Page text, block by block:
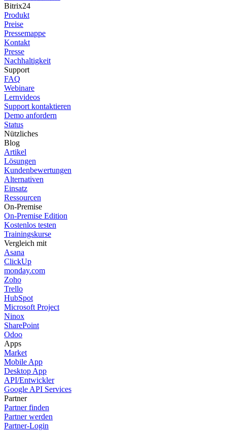
Bitrix24
Produkt
Preise
Pressemappe
Kontakt
Presse
Nachhaltigkeit
Support
FAQ
Webinare
Lernvideos
Support kontaktieren
Demo anfordern
Status
Nützliches
Blog
Artikel
Lösungen
Kundenbewertungen
Alternativen
Einsatz
Ressourcen
On-Premise
On-Premise Edition
Kostenlos testen
Trainingskurse
Vergleich mit
Asana
ClickUp
monday.com
Zoho
Trello
HubSpot
Microsoft Project
Ninox
SharePoint
Odoo
Apps
Market
Mobile App
Desktop App
API/Entwickler
Google API Services
Partner
Partner finden
Partner werden
Partner-Login